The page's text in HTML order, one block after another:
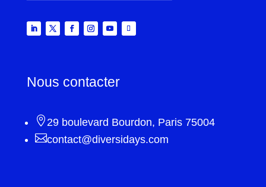
Nous contacter
 29 boulevard Bourdon, Paris 75004
contact@diversidays.com